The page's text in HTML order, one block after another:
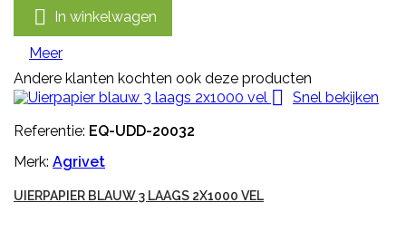
 In winkelwagen
Meer
Andere klanten kochten ook deze producten

Snel bekijken
Referentie: EQ-UDD-20032
Merk: Agrivet
UIERPAPIER BLAUW 3 LAAGS 2X1000 VEL